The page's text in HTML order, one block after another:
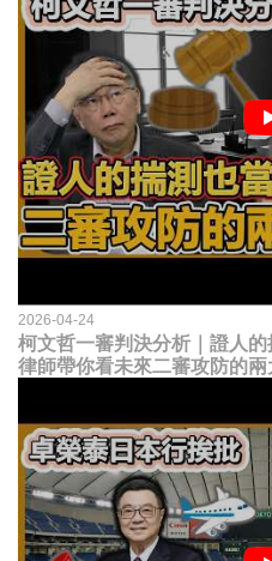
2026-04-24
柯文哲一審判決分析｜證人
律師帶你看未來二審攻防的兩